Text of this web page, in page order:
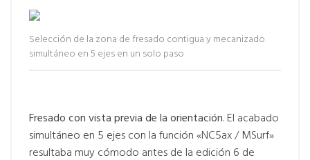
Selección de la zona de fresado contigua y mecanizado
simultáneo en 5 ejes en un solo paso
Fresado con vista previa de la orientación. El acabado
simultáneo en 5 ejes con la función «NC5ax / MSurf»
resultaba muy cómodo antes de la edición 6 de